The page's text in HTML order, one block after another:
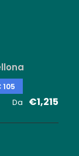
Da €1,215